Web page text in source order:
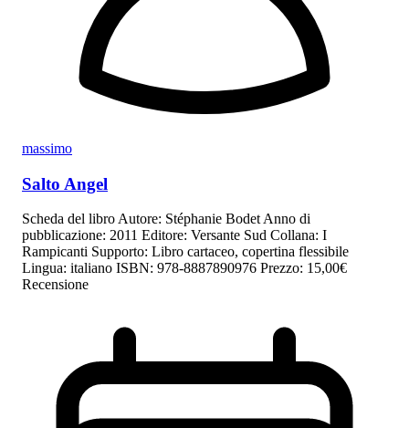
massimo
Salto Angel
Scheda del libro Autore: Stéphanie Bodet Anno di
pubblicazione: 2011 Editore: Versante Sud Collana: I
Rampicanti Supporto: Libro cartaceo, copertina flessibile
Lingua: italiano ISBN: 978-8887890976 Prezzo: 15,00€
Recensione